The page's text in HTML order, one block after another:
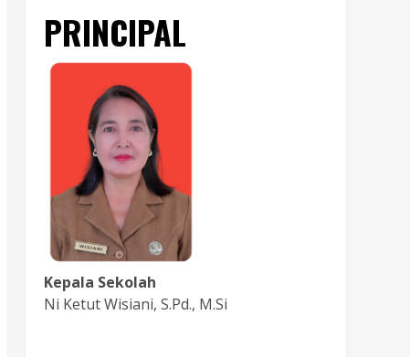
PRINCIPAL
Kepala Sekolah
Ni Ketut Wisiani, S.Pd., M.Si